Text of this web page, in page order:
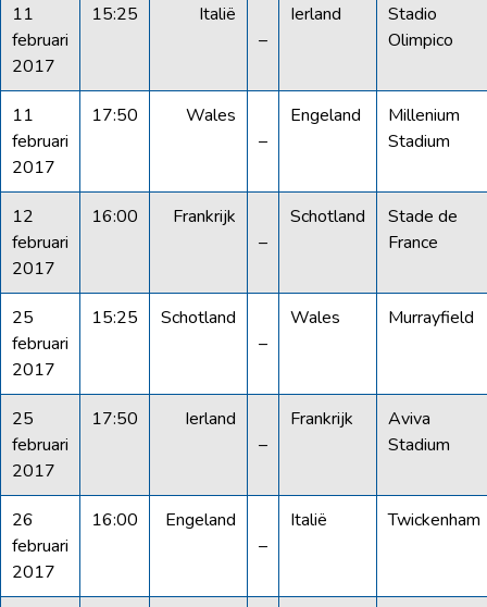
11
februari
2017
15:25
Italië
–
Ierland
Stadio
Olimpico
11
februari
2017
17:50
Wales
–
Engeland
Millenium
Stadium
12
februari
2017
16:00
Frankrijk
–
Schotland
Stade de
France
25
februari
2017
15:25
Schotland
–
Wales Murrayfield
25
februari
2017
17:50
Ierland
–
Frankrijk
Aviva
Stadium
26
februari
2017
16:00
Engeland
–
Italië Twickenham